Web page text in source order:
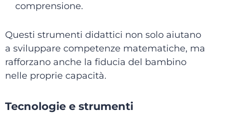
comprensione.
Questi strumenti didattici non solo aiutano
a sviluppare competenze matematiche, ma
rafforzano anche la fiducia del bambino
nelle proprie capacità.
Tecnologie e strumenti